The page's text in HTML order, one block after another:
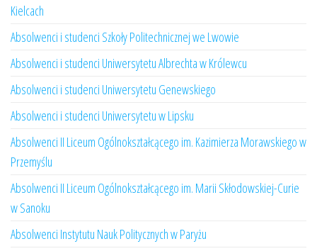
Kielcach
Absolwenci i studenci Szkoły Politechnicznej we Lwowie
Absolwenci i studenci Uniwersytetu Albrechta w Królewcu
Absolwenci i studenci Uniwersytetu Genewskiego
Absolwenci i studenci Uniwersytetu w Lipsku
Absolwenci II Liceum Ogólnokształcącego im. Kazimierza Morawskiego w
Przemyślu
Absolwenci II Liceum Ogólnokształcącego im. Marii Skłodowskiej-Curie
w Sanoku
Absolwenci Instytutu Nauk Politycznych w Paryżu